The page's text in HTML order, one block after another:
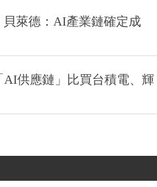
萊德：AI產業鏈確定成
AI供應鏈」比買台積電、輝